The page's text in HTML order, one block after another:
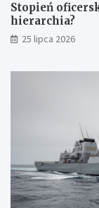
Stopień
hierarchia?
25 lipca 2026